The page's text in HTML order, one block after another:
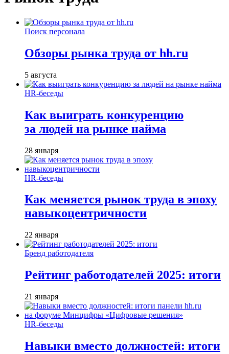
Поиск персонала
Обзоры рынка труда от hh.ru
5 августа
HR-беседы
Как выиграть конкуренцию
за людей на рынке найма
28 января
HR-беседы
Как меняется рынок труда в эпоху
навыкоцентричности
22 января
Бренд работодателя
Рейтинг работодателей 2025: итоги
21 января
HR-беседы
Навыки вместо должностей: итоги